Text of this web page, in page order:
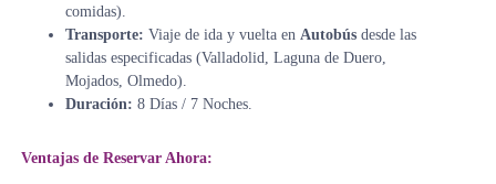
comidas).
Transporte: Viaje de ida y vuelta en Autobús desde las
salidas especificadas (Valladolid, Laguna de Duero,
Mojados, Olmedo).
Duración: 8 Días / 7 Noches.
Ventajas de Reservar Ahora: